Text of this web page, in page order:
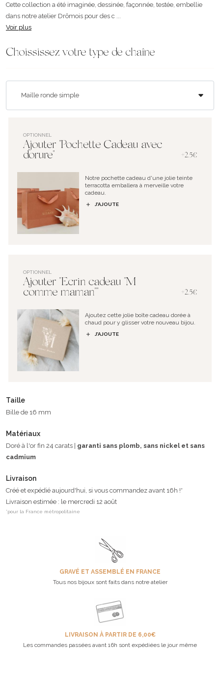
Cette collection a été imaginée, dessinée, façonnée, testée, embellie
dans notre atelier Drômois pour des c ...
Voir plus
Choississez votre type de chaîne
OPTIONNEL
Ajouter "Pochette Cadeau avec
dorure"
+2.5€
Notre pochette cadeau d'une jolie teinte
terracotta emballera à merveille votre
cadeau.
J’AJOUTE
OPTIONNEL
Ajouter "Ecrin cadeau "M
comme maman""
+2.5€
Ajoutez cette jolie boîte cadeau dorée à
chaud pour y glisser votre nouveau bijou.
J’AJOUTE
Taille
Bille de 16 mm
Matériaux
Doré à l'or fin 24 carats | garanti sans plomb, sans nickel et sans
cadmium
Livraison
Créé et expédié aujourd'hui, si vous commandez avant 16h !*
Livraison estimée : le mercredi 12 août
*pour la France métropolitaine
GRAVÉ ET ASSEMBLÉ EN FRANCE
Tous nos bijoux sont faits dans notre atelier
LIVRAISON À PARTIR DE 6,00€
Les commandes passées avant 16h sont expédiées le jour même